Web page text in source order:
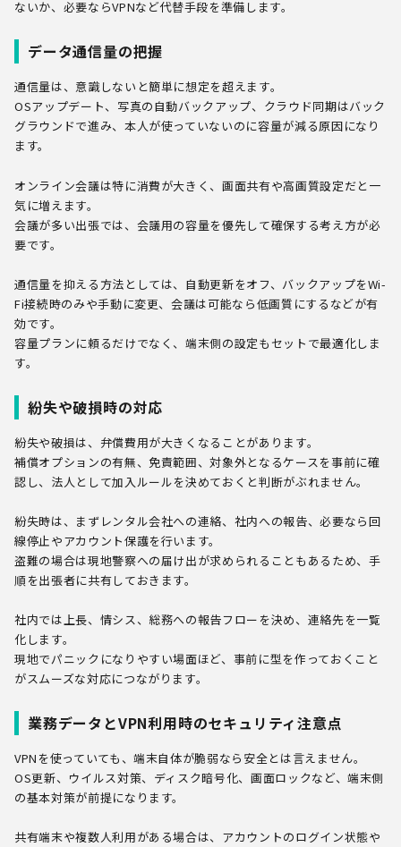
ないか、必要ならVPNなど代替手段を準備します。
データ通信量の把握
通信量は、意識しないと簡単に想定を超えます。
OSアップデート、写真の自動バックアップ、クラウド同期はバック
グラウンドで進み、本人が使っていないのに容量が減る原因になり
ます。
オンライン会議は特に消費が大きく、画面共有や高画質設定だと一
気に増えます。
会議が多い出張では、会議用の容量を優先して確保する考え方が必
要です。
通信量を抑える方法としては、自動更新をオフ、バックアップをWi-
Fi接続時のみや手動に変更、会議は可能なら低画質にするなどが有
効です。
容量プランに頼るだけでなく、端末側の設定もセットで最適化しま
す。
紛失や破損時の対応
紛失や破損は、弁償費用が大きくなることがあります。
補償オプションの有無、免責範囲、対象外となるケースを事前に確
認し、法人として加入ルールを決めておくと判断がぶれません。
紛失時は、まずレンタル会社への連絡、社内への報告、必要なら回
線停止やアカウント保護を行います。
盗難の場合は現地警察への届け出が求められることもあるため、手
順を出張者に共有しておきます。
社内では上長、情シス、総務への報告フローを決め、連絡先を一覧
化します。
現地でパニックになりやすい場面ほど、事前に型を作っておくこと
がスムーズな対応につながります。
業務データとVPN利用時のセキュリティ注意点
VPNを使っていても、端末自体が脆弱なら安全とは言えません。
OS更新、ウイルス対策、ディスク暗号化、画面ロックなど、端末側
の基本対策が前提になります。
共有端末や複数人利用がある場合は、アカウントのログイン状態や